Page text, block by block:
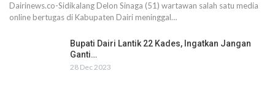
Dairinews.co-Sidikalang Delon Sinaga (51) wartawan salah satu media
online bertugas di Kabupaten Dairi meninggal…
Bupati Dairi Lantik 22 Kades, Ingatkan Jangan
Ganti…
28 Dec 2023